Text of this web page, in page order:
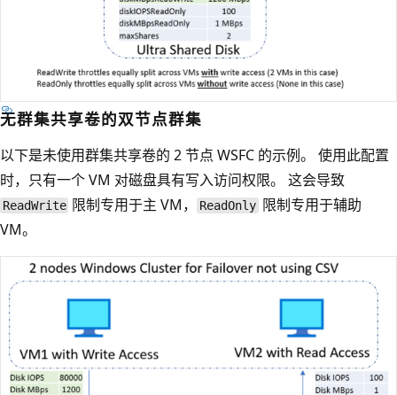
无群集共享卷的双节点群集
以下是未使用群集共享卷的 2 节点 WSFC 的示例。 使用此配置
时，只有一个 VM 对磁盘具有写入访问权限。 这会导致
ReadWrite 限制专用于主 VM， ReadOnly 限制专用于辅助
VM。